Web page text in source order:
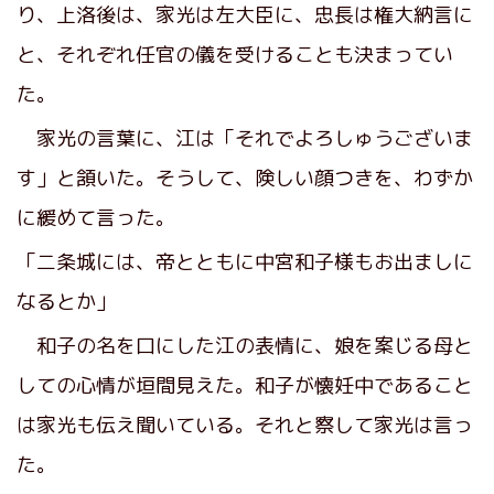
り、上洛後は、家光は左大臣に、忠長は権大納言に
と、それぞれ任官の儀を受けることも決まってい
た。
家光の言葉に、江は「それでよろしゅうございま
す」と頷いた。そうして、険しい顔つきを、わずか
に緩めて言った。
「二条城には、帝とともに中宮和子様もお出ましに
なるとか」
和子の名を口にした江の表情に、娘を案じる母と
しての心情が垣間見えた。和子が懐妊中であること
は家光も伝え聞いている。それと察して家光は言っ
た。